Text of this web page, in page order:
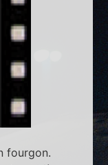
fourgon.